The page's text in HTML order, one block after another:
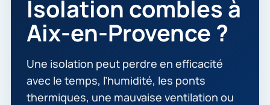
Isolation combles à
Aix-en-Provence ?
Une isolation peut perdre en efficacité
avec le temps, l’humidité, les ponts
thermiques, une mauvaise ventilation ou